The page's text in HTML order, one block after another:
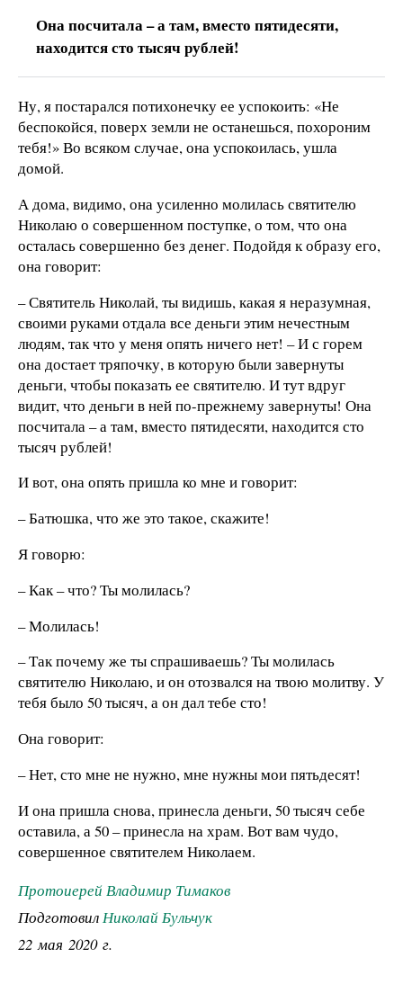
Она посчитала – а там, вместо пятидесяти,
находится сто тысяч рублей!
Ну, я постарался потихонечку ее успокоить: «Не
беспокойся, поверх земли не останешься, похороним
тебя!» Во всяком случае, она успокоилась, ушла
домой.
А дома, видимо, она усиленно молилась святителю
Николаю о совершенном поступке, о том, что она
осталась совершенно без денег. Подойдя к образу его,
она говорит:
– Святитель Николай, ты видишь, какая я неразумная,
своими руками отдала все деньги этим нечестным
людям, так что у меня опять ничего нет! – И с горем
она достает тряпочку, в которую были завернуты
деньги, чтобы показать ее святителю. И тут вдруг
видит, что деньги в ней по-прежнему завернуты! Она
посчитала – а там, вместо пятидесяти, находится сто
тысяч рублей!
И вот, она опять пришла ко мне и говорит:
– Батюшка, что же это такое, скажите!
Я говорю:
– Как – что? Ты молилась?
– Молилась!
– Так почему же ты спрашиваешь? Ты молилась
святителю Николаю, и он отозвался на твою молитву. У
тебя было 50 тысяч, а он дал тебе сто!
Она говорит:
– Нет, сто мне не нужно, мне нужны мои пятьдесят!
И она пришла снова, принесла деньги, 50 тысяч себе
оставила, а 50 – принесла на храм. Вот вам чудо,
совершенное святителем Николаем.
Протоиерей Владимир Тимаков
ПодготовилНиколай Бульчук
22 мая 2020 г.